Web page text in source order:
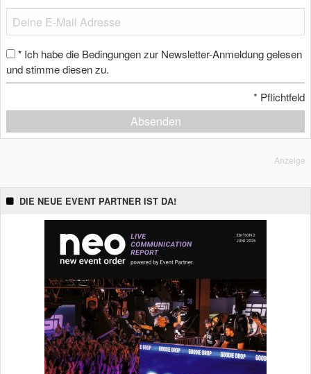
* Ich habe die Bedingungen zur Newsletter-Anmeldung gelesen
und stimme diesen zu.
* Pflichtfeld
Absenden
Anzeige
DIE NEUE EVENT PARTNER IST DA!